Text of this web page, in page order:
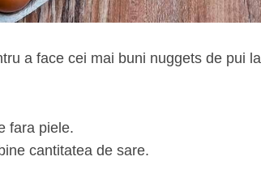
a face cei mai buni nuggets de pui la
fara piele.
cantitatea de sare.